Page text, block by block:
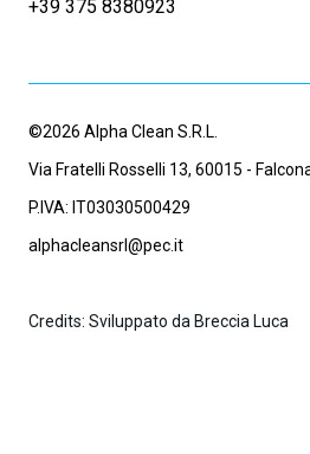
+39 375 8380923
©2026 Alpha Clean S.R.L.
Via Fratelli Rosselli 13, 60015 -
P.IVA: IT03030500429
alphacleansrl@pec.it
Credits: Sviluppato da Breccia Luca